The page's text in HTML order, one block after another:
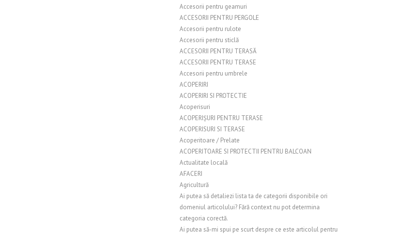
Accesorii pentru geamuri
ACCESORII PENTRU PERGOLE
Accesorii pentru rulote
Accesorii pentru sticlă
ACCESORII PENTRU TERASĂ
ACCESORII PENTRU TERASE
Accesorii pentru umbrele
ACOPERIRI
ACOPERIRI SI PROTECTIE
Acoperisuri
ACOPERIȘURI PENTRU TERASE
ACOPERISURI SI TERASE
Acoperitoare / Prelate
ACOPERITOARE SI PROTECTII PENTRU BALCOAN
Actualitate locală
AFACERI
Agricultură
Ai putea să detaliezi lista ta de categorii disponibile ori
domeniul articolului? Fără context nu pot determina
categoria corectă.
Ai putea să-mi spui pe scurt despre ce este articolul pentru